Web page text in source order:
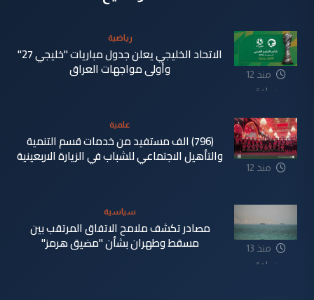
منذ 12
ساعة
رياضية
الاتحاد الخليجي يعلن جدول مباريات "خليجي 27"
وأولى مواجهات العراق
منذ 12
علمية
(796) الف مستفيد من خدمات قسم التنمية
والتأهيل الاجتماعي للشباب في الزيارة الاربعينية
منذ 13
ساعة
سياسية
مصادر تكشف ملامح الاتفاق المرتقب بين
مسقط وطهران بشأن "مضيق هرمز"